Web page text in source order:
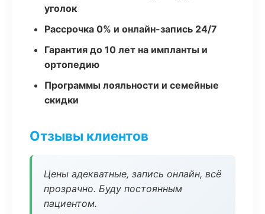
уголок
Рассрочка 0% и онлайн-запись 24/7
Гарантия до 10 лет на импланты и
ортопедию
Программы лояльности и семейные
скидки
Отзывы клиентов
Цены адекватные, запись онлайн, всё
прозрачно. Буду постоянным
пациентом.